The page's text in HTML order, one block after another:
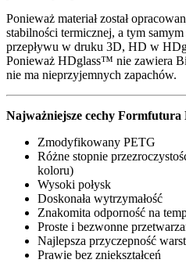
Ponieważ materiał został
stabilności termicznej, a tym
przepływu w druku 3D, HD w
Ponieważ HDglass™ nie zawiera
nie ma nieprzyjemnych zapachów.
Najważniejsze cechy
Zmodyfikowany PETG
Różne stopnie
koloru)
Wysoki połysk
Doskonała wytrzymałość
Znakomita odporność na
Proste i bezwonne
Najlepsza przyczepność
Prawie bez zniekształceń